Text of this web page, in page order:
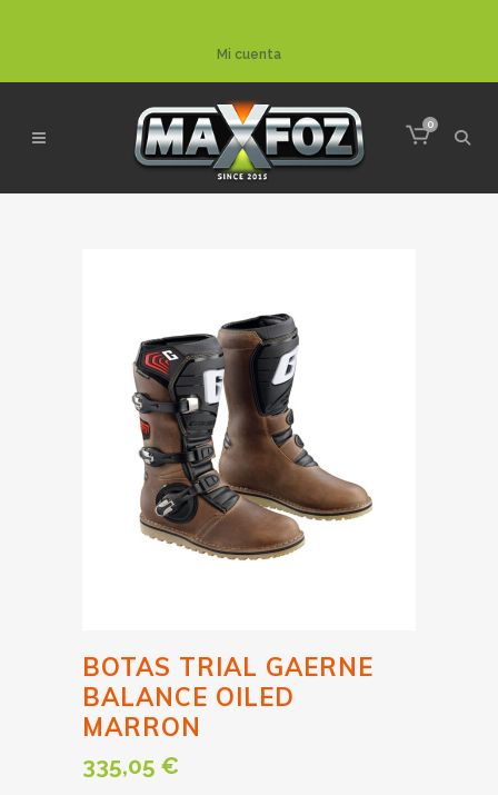
Mi cuenta
0
BOTAS TRIAL GAERNE
BALANCE OILED
MARRON
335,05 €